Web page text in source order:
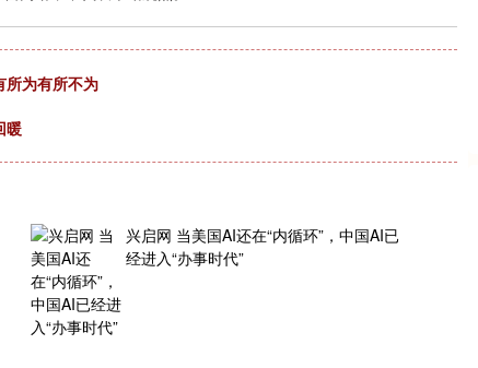
所为有所不为
暖
兴启网 当美国AI还在“内循环”，中国AI已
经进入“办事时代”